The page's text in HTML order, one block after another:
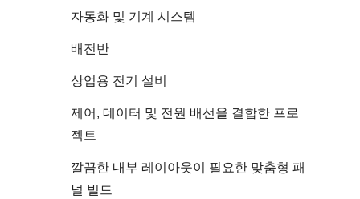
자동화 및 기계 시스템
배전반
상업용 전기 설비
제어, 데이터 및 전원 배선을 결합한 프로
젝트
깔끔한 내부 레이아웃이 필요한 맞춤형 패
널 빌드